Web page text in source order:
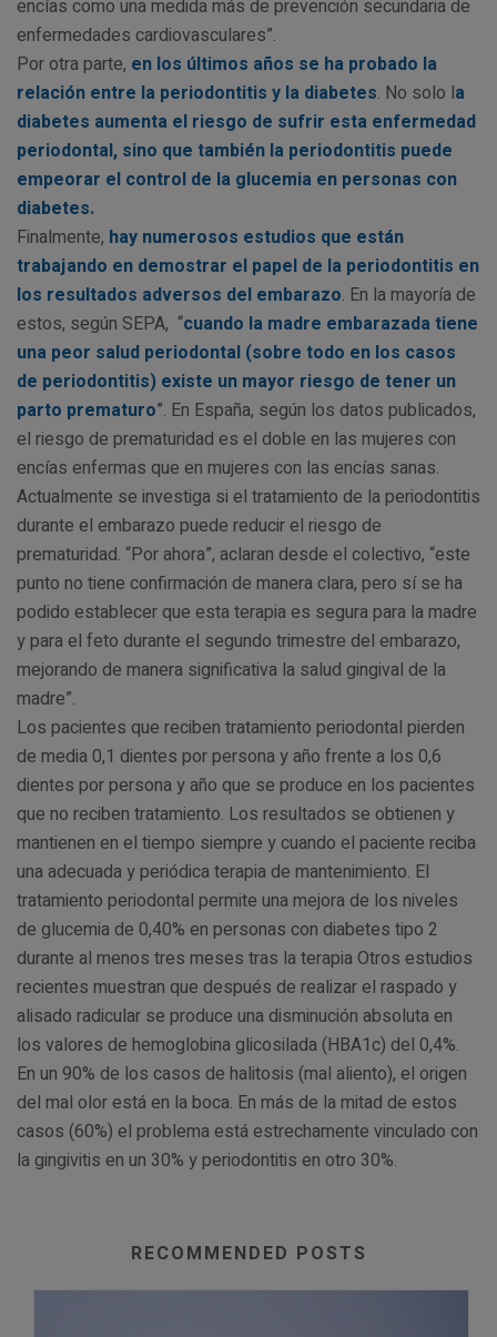
encías como una medida más de prevención secundaria de
enfermedades cardiovasculares”.
Por otra parte, en los últimos años se ha probado la
relación entre la periodontitis y la diabetes. No solo la
diabetes aumenta el riesgo de sufrir esta enfermedad
periodontal, sino que también la periodontitis puede
empeorar el control de la glucemia en personas con
diabetes.
Finalmente, hay numerosos estudios que están
trabajando en demostrar el papel de la periodontitis en
los resultados adversos del embarazo. En la mayoría de
estos, según SEPA, “cuando la madre embarazada tiene
una peor salud periodontal (sobre todo en los casos
de periodontitis) existe un mayor riesgo de tener un
parto prematuro”. En España, según los datos publicados,
el riesgo de prematuridad es el doble en las mujeres con
encías enfermas que en mujeres con las encías sanas.
Actualmente se investiga si el tratamiento de la periodontitis
durante el embarazo puede reducir el riesgo de
prematuridad. “Por ahora”, aclaran desde el colectivo, “este
punto no tiene confirmación de manera clara, pero sí se ha
podido establecer que esta terapia es segura para la madre
y para el feto durante el segundo trimestre del embarazo,
mejorando de manera significativa la salud gingival de la
madre”.
Los pacientes que reciben tratamiento periodontal pierden
de media 0,1 dientes por persona y año frente a los 0,6
dientes por persona y año que se produce en los pacientes
que no reciben tratamiento. Los resultados se obtienen y
mantienen en el tiempo siempre y cuando el paciente reciba
una adecuada y periódica terapia de mantenimiento. El
tratamiento periodontal permite una mejora de los niveles
de glucemia de 0,40% en personas con diabetes tipo 2
durante al menos tres meses tras la terapia Otros estudios
recientes muestran que después de realizar el raspado y
alisado radicular se produce una disminución absoluta en
los valores de hemoglobina glicosilada (HBA1c) del 0,4%.
En un 90% de los casos de halitosis (mal aliento), el origen
del mal olor está en la boca. En más de la mitad de estos
casos (60%) el problema está estrechamente vinculado con
la gingivitis en un 30% y periodontitis en otro 30%.
RECOMMENDED POSTS